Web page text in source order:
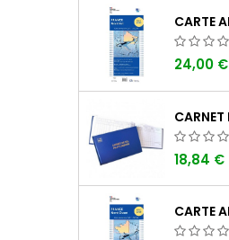
24,00 €
18,84 €